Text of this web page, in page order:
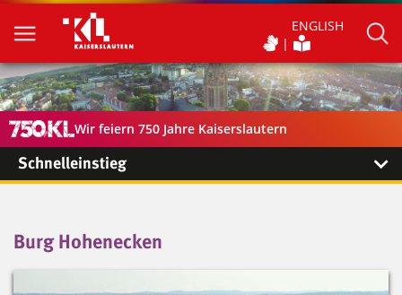
ENGLISH
Wir feiern 750 Jahre Kaiserslautern
Schnelleinstieg
Burg Hohenecken